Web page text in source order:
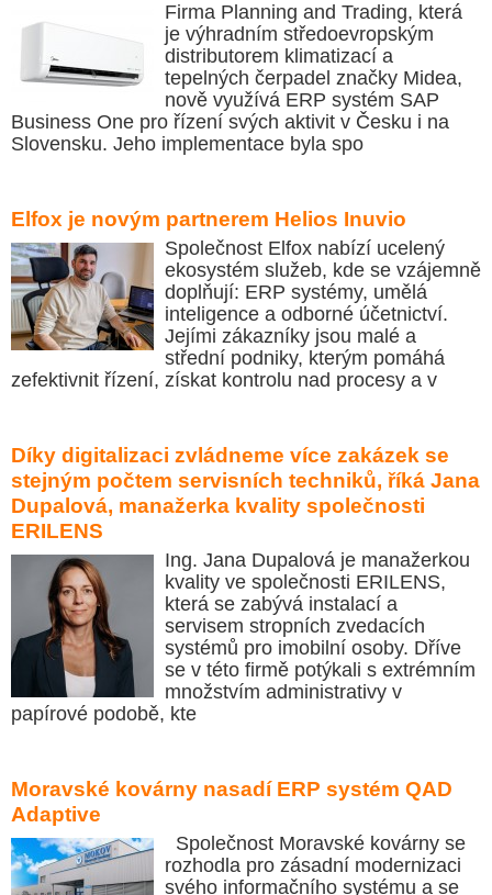
Firma Planning and Trading, která
je výhradním středoevropským
distributorem klimatizací a
tepelných čerpadel značky Midea,
nově využívá ERP systém SAP
Business One pro řízení svých aktivit v Česku i na
Slovensku. Jeho implementace byla spo
Elfox je novým partnerem Helios Inuvio
Společnost Elfox nabízí ucelený
ekosystém služeb, kde se vzájemně
doplňují: ERP systémy, umělá
inteligence a odborné účetnictví.
Jejími zákazníky jsou malé a
střední podniky, kterým pomáhá
zefektivnit řízení, získat kontrolu nad procesy a v
Díky digitalizaci zvládneme více zakázek se
stejným počtem servisních techniků, říká Jana
Dupalová, manažerka kvality společnosti
ERILENS
Ing. Jana Dupalová je manažerkou
kvality ve společnosti ERILENS,
která se zabývá instalací a
servisem stropních zvedacích
systémů pro imobilní osoby. Dříve
se v této firmě potýkali s extrémním
množstvím administrativy v
papírové podobě, kte
Moravské kovárny nasadí ERP systém QAD
Adaptive
Společnost Moravské kovárny se
rozhodla pro zásadní modernizaci
svého informačního systému a se